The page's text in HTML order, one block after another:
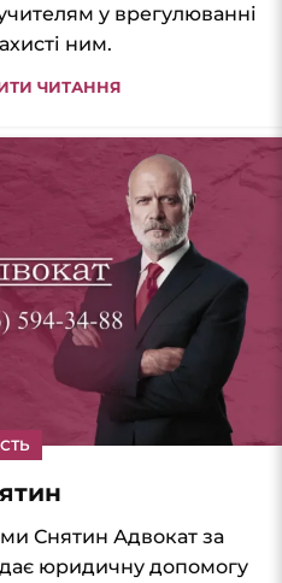
у врегулюванні
ним.
ЧИТАННЯ
Снятин Адвокат за
юридичну допомогу